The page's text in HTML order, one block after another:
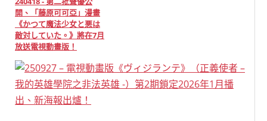
開、「藤原可可亞」漫畫
《かつて魔法少女と悪は
敵対していた。》將在7月
放送電視動畫版！